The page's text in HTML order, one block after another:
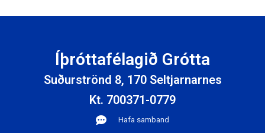
Íþróttafélagið Grótta
Suðurströnd 8, 170 Seltjarnarnes
Kt. 700371-0779
Hafa samband